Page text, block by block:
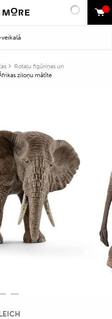
0
Rotaļu figūriņas un
ziloņu mātīte